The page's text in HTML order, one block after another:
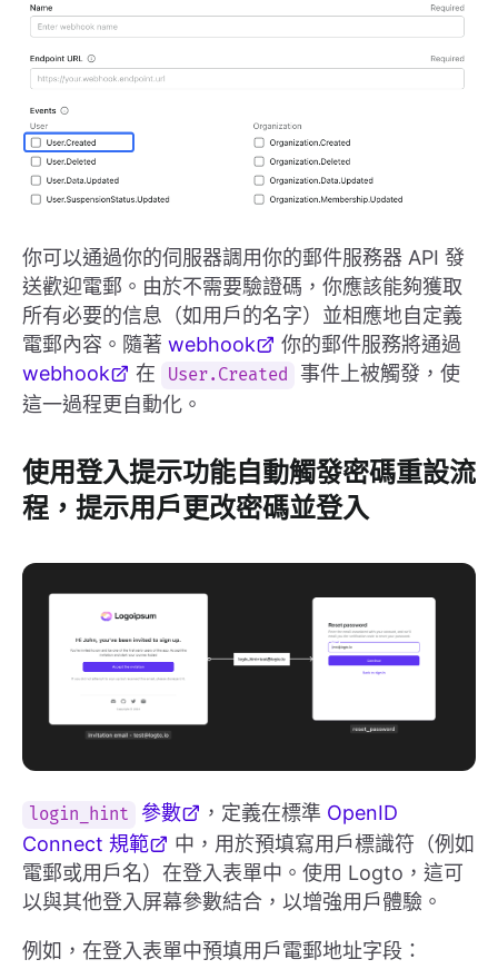
你可以通過你的伺服器調用你的郵件服務器 API 發
送歡迎電郵。由於不需要驗證碼，你應該能夠獲取
所有必要的信息（如用戶的名字）並相應地自定義
電郵內容。隨著 webhook
你的郵件服務將通過
webhook
在 User.Created
事件上被觸發，使
這一過程更自動化。
使用登入提示功能自動觸發密碼重設流
程，提示用戶更改密碼並登入
login_hint 參數 ，定義在標準 OpenID
Connect 規範
中，用於預填寫用戶標識符（例如
電郵或用戶名）在登入表單中。使用 Logto，這可
以與其他登入屏幕參數結合，以增強用戶體驗。
例如，在登入表單中預填用戶電郵地址字段：